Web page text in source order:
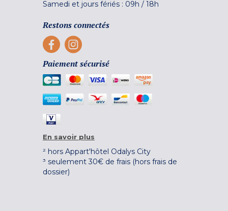
Samedi et jours fériés : 09h / 18h
Restons connectés
Paiement sécurisé
En savoir plus
² hors Appart'hôtel Odalys City
³ seulement 30€ de frais (hors frais de
dossier)